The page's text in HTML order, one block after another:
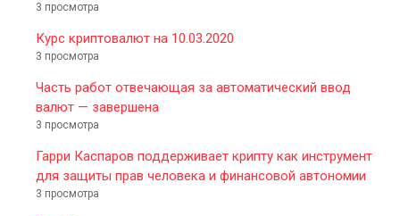
3 просмотра
Курс криптовалют на 10.03.2020
3 просмотра
Часть работ отвечающая за автоматический ввод
валют — завершена
3 просмотра
Гарри Каспаров поддерживает крипту как инструмент
для защиты прав человека и финансовой автономии
3 просмотра